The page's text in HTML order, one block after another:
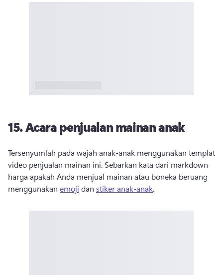
15. Acara penjualan mainan anak
Tersenyumlah pada wajah anak-anak menggunakan templat
video penjualan mainan ini. Sebarkan kata dari markdown
harga apakah Anda menjual mainan atau boneka beruang
menggunakan emoji dan stiker anak-anak.